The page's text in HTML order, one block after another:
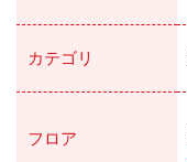
カテゴリ
フロア